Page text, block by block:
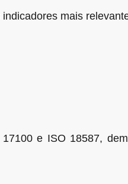
mais
e ISO 18587,